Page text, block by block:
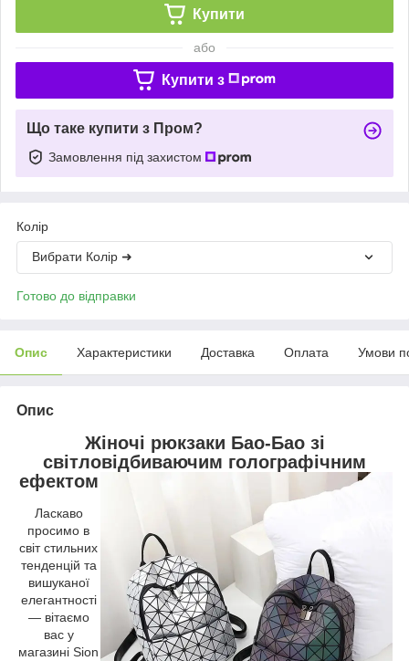
Купити
або
Купити з
Що таке купити з Пром?
Замовлення під захистом
Колір
Вибрати Колір ➜
Готово до відправки
Опис Характеристики Доставка Оплата Умови
Опис
Жіночі рюкзаки Бао-Бао зі
світловідбиваючим голографічним
ефектом
Ласкаво
просимо в
світ стильних
тенденцій та
вишуканої
елегантності
— вітаємо
вас у
магазині Sion